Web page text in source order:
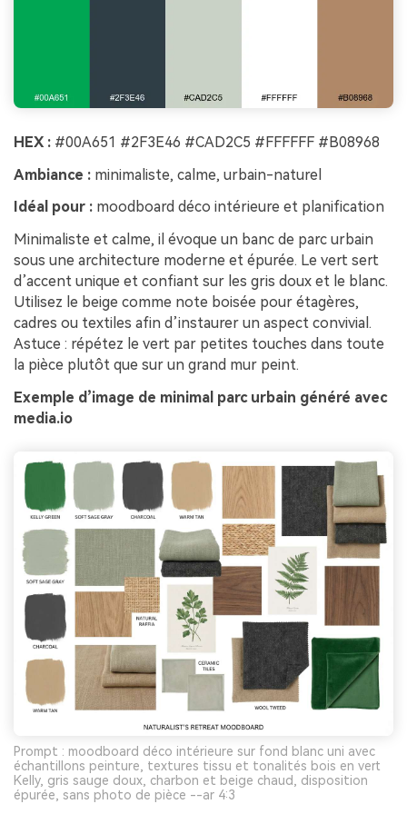
HEX : #00A651 #2F3E46 #CAD2C5 #FFFFFF #B08968
Ambiance : minimaliste, calme, urbain-naturel
Idéal pour : moodboard déco intérieure et planification
Minimaliste et calme, il évoque un banc de parc urbain
sous une architecture moderne et épurée. Le vert sert
d’accent unique et confiant sur les gris doux et le blanc.
Utilisez le beige comme note boisée pour étagères,
cadres ou textiles afin d’instaurer un aspect convivial.
Astuce : répétez le vert par petites touches dans toute
la pièce plutôt que sur un grand mur peint.
Exemple d’image de minimal parc urbain généré avec
media.io
Prompt : moodboard déco intérieure sur fond blanc uni avec
échantillons peinture, textures tissu et tonalités bois en vert
Kelly, gris sauge doux, charbon et beige chaud, disposition
épurée, sans photo de pièce --ar 4:3